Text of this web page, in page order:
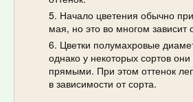
Начало цветения обычно
мая, но это во многом зависит
Цветки полумахровые
однако у некоторых сортов они
прямыми. При этом оттенок
в зависимости от сорта.